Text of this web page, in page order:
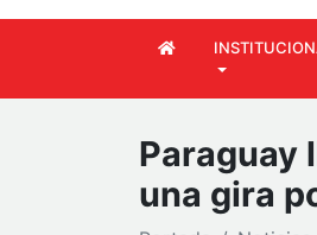
Paraguay
una gira